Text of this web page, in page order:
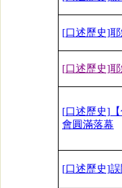
[口述歷史]
[口述歷史]
[口述歷史]
會圓滿落幕
[口述歷史]